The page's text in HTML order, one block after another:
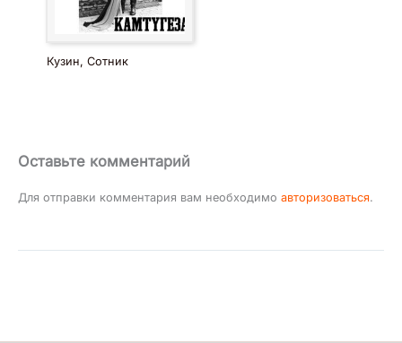
Кузин, Сотник
Оставьте комментарий
Для отправки комментария вам необходимо авторизоваться.